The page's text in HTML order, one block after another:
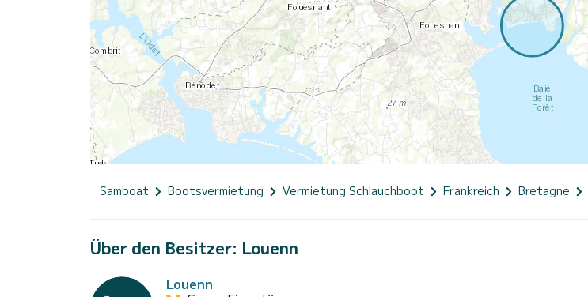
Samboat Bootsvermietung Vermietung Schlauchboot Frankreich Bretagne
Über den Besitzer: Louenn
Louenn